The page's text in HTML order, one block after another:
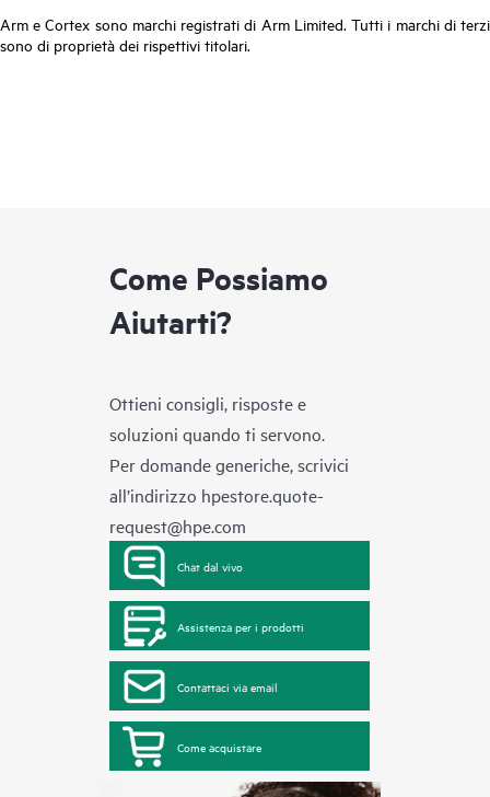
Arm e Cortex sono marchi registrati di Arm Limited. Tutti i marchi di terzi
sono di proprietà dei rispettivi titolari.
Come Possiamo
Aiutarti?
Ottieni consigli, risposte e
soluzioni quando ti servono.
Per domande generiche, scrivici
all’indirizzo hpestore.quote-
request@hpe.com
Chat dal vivo
Assistenza per i prodotti
Contattaci via email
Come acquistare